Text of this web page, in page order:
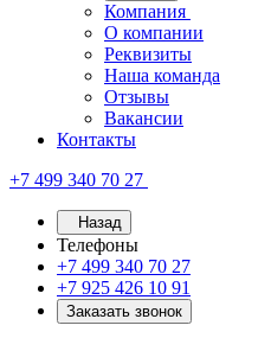
Компания
О компании
Реквизиты
Наша команда
Отзывы
Вакансии
Контакты
+7 499 340 70 27
Назад
Телефоны
+7 499 340 70 27
+7 925 426 10 91
Заказать звонок